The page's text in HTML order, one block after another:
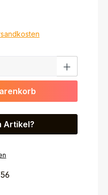
gewünschten Wert ein
Artikel?